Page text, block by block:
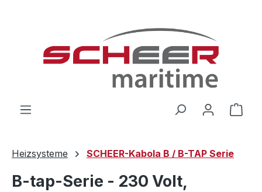
Heizsysteme SCHEER-Kabola B / B-TAP Serie
B-tap-Serie - 230 Volt,